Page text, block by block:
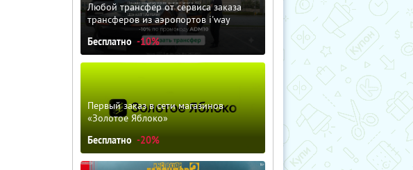
Любой трансфер от сервиса заказа
трансферов из аэропортов i'way
Бесплатно -10%
Первый заказ в сети магазинов
«Золотое Яблоко»
Бесплатно -20%